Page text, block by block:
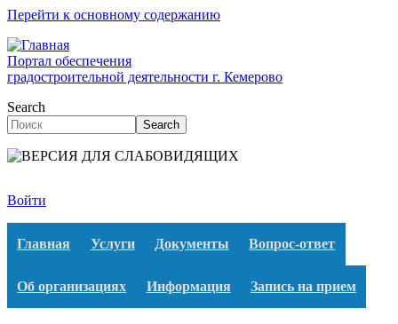
Перейти к основному содержанию
Портал обеспечения
градостроительной деятельности г. Кемерово
Search
Search
Войти
Главная Услуги Документы Вопрос-ответ
Об организациях Информация Запись на прием